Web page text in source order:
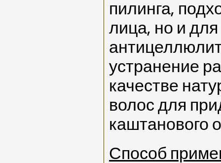
пилинга,
лица, но и
устранение
качестве
волос для
каштанового
Способ